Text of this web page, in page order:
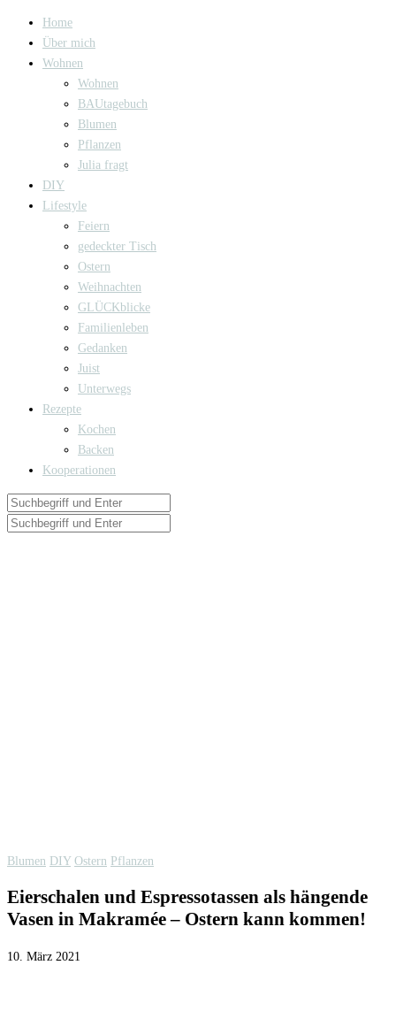
Home
Über mich
Wohnen
Wohnen
BAUtagebuch
Blumen
Pflanzen
Julia fragt
DIY
Lifestyle
Feiern
gedeckter Tisch
Ostern
Weihnachten
GLÜCKblicke
Familienleben
Gedanken
Juist
Unterwegs
Rezepte
Kochen
Backen
Kooperationen
Blumen DIY Ostern Pflanzen
Eierschalen und Espressotassen als hängende
Vasen in Makramée – Ostern kann kommen!
10. März 2021